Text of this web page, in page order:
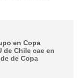
en Copa
de Chile cae en
de Copa